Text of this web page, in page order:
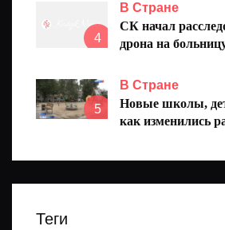
4
В Стране
СК начал
дрона на
5
В Стране
Новые школы,
как изменились
Теги